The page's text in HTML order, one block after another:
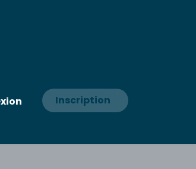
Inscription